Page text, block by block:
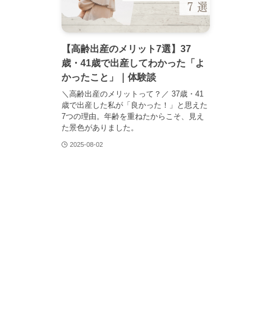
【高齢出産のメリット7選】37
歳・41歳で出産してわかった「よ
かったこと」｜体験談
＼高齢出産のメリットって？／ 37歳・41
歳で出産した私が「良かった！」と思えた
7つの理由。年齢を重ねたからこそ、見え
た景色がありました。
2025-08-02